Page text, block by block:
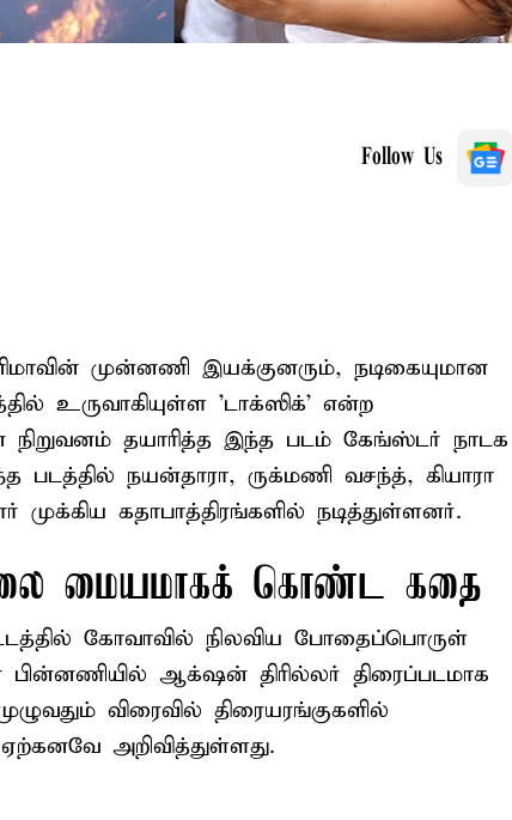
Follow Us
முன்னணி இயக்குனரும், நடிகையுமான
உருவாகியுள்ள 'டாக்ஸிக்' என்ற
நிறுவனம் தயாரித்த இந்த படம் கேங்ஸ்டர் நாடக
படத்தில் நயன்தாரா, ருக்மணி வசந்த், கியாரா
கதாபாத்திரங்களில் நடித்துள்ளனர்.
மையமாகக் கொண்ட கதை
கோவாவில் நிலவிய போதைப்பொருள்
பின்னணியில் ஆக்‌ஷன் திரில்லர் திரைப்படமாக
விரைவில் திரையரங்குகளில்
அறிவித்துள்ளது.